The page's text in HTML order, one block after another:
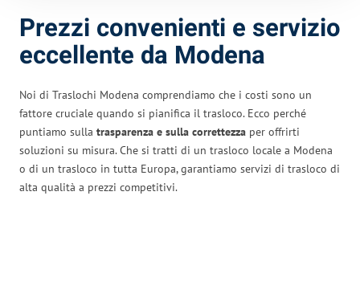
Prezzi convenienti e servizio
eccellente da Modena
Noi di Traslochi Modena comprendiamo che i costi sono un
fattore cruciale quando si pianifica il trasloco. Ecco perché
puntiamo sulla trasparenza e sulla correttezza per offrirti
soluzioni su misura. Che si tratti di un trasloco locale a Modena
o di un trasloco in tutta Europa, garantiamo servizi di trasloco di
alta qualità a prezzi competitivi.